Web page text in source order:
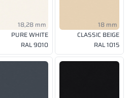
18,28 mm
PURE WHITE
RAL 9010
18 mm
CLASSIC BEIGE
RAL 1015